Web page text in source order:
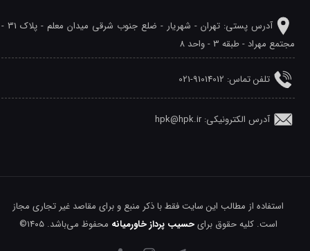
آدرس پستی: تهران - شهريار - ضلع جنوب شرقی میدان معلم - پلاک 31 -
مجتمع مهراد - طبقه 3 - واحد 8
تلفن‌ تماس: 91014012-021
آدرس الکترونیکی: hpk@hpk.ir
استفاده از مطالب این سایت فقط با ذکر منبع و برای مقاصد غیر تجاری مجاز
است. کلیه حقوق برایحسیب پرداز خاورمیانه محفوظ می‌باشد. ۱۴۰۵©